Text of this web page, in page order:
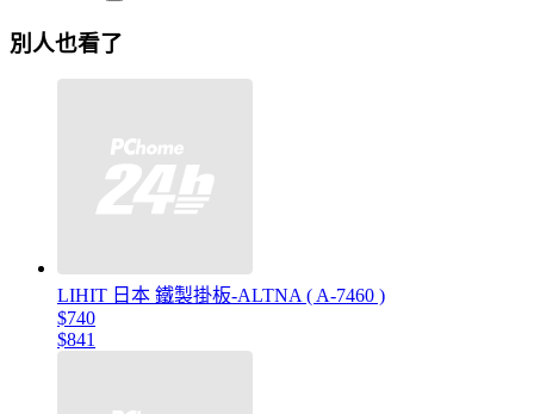
別人也看了
LIHIT 日本 鐵製掛板-ALTNA ( A-7460 )
$740
$841